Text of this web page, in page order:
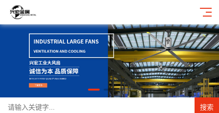
搜索